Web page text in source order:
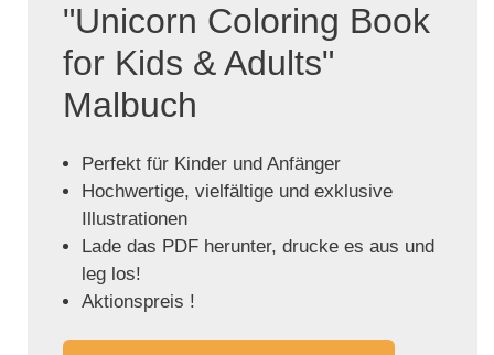
"Unicorn Coloring Book
for Kids & Adults"
Malbuch
Perfekt für Kinder und Anfänger
Hochwertige, vielfältige und exklusive
Illustrationen
Lade das PDF herunter, drucke es aus und
leg los!
Aktionspreis !